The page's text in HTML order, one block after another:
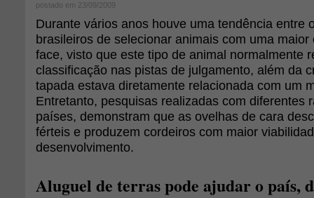
postado em 23/09/2009
Durante vários anos houve uma tendência entre
brasileiros de selecionar animais com uma
face, visto que este tipo de animal normalmente
classificação nas pistas de julgamento, além da
tapada estava diretamente relacionada com um
Entretanto, pesquisas realizadas com diferentes
países, demonstram que as ovelhas de cara
férteis e produzem cordeiros com maior
desenvolvimento.
Aluguel de terras pode ajudar o país,